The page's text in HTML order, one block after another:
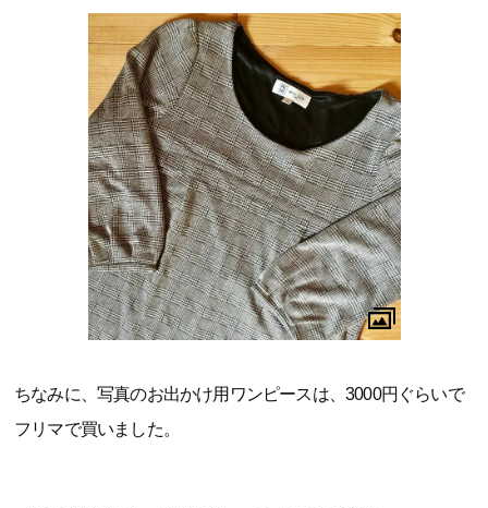
ちなみに、写真のお出かけ用ワンピースは、3000円ぐらいで
フリマで買いました。